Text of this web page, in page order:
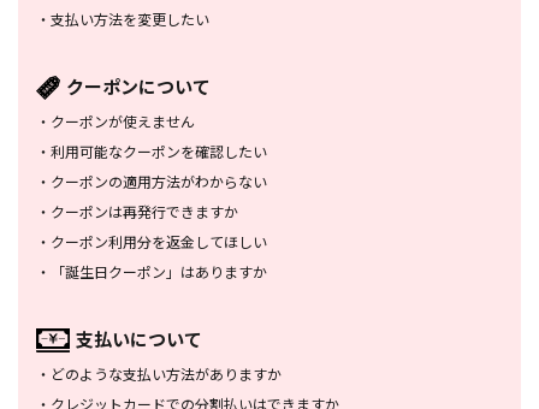
・ 支払い方法を変更したい
クーポンについて
・ クーポンが使えません
・ 利用可能なクーポンを確認したい
・ クーポンの適用方法がわからない
・ クーポンは再発行できますか
・ クーポン利用分を返金してほしい
・
「誕生日クーポン」はありますか
支払いについて
・ どのような支払い方法がありますか
・ クレジットカードでの分割払いはできますか